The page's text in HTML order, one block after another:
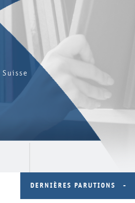
DERNIÈRES PARUTIONS